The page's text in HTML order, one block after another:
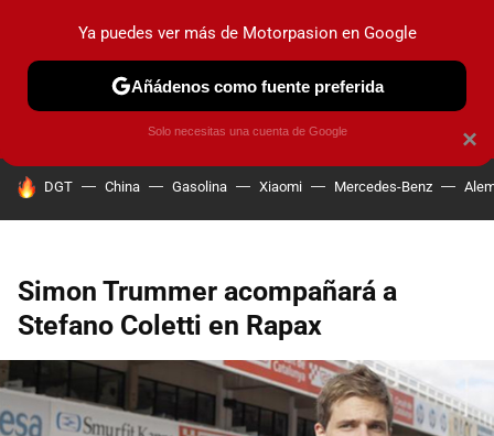
PRUEBAS COCHES ELÉCTRICOS OBSERVATORIO
HOY SE HABLA DE
DGT China Gasolina Xiaomi Mercedes-Benz
Simon Trummer acompañará a
Stefano Coletti en Rapax
×
Ya puedes ver más de Motorpasion en Google
Añádenos como fuente preferida
Solo necesitas una cuenta de Google